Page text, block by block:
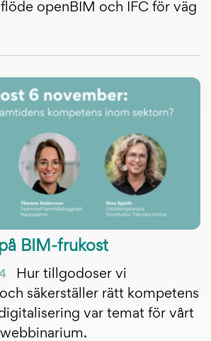
openBIM och IFC för väg
BIM-frukost
Hur tillgodoser vi
säkerställer rätt kompetens
var temat för vårt